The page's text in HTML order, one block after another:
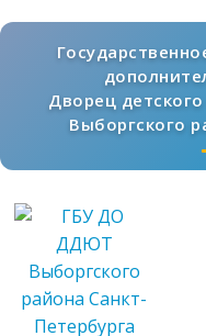
Дворец
Выборгского